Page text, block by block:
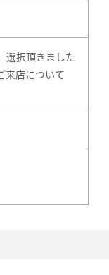
選択頂きました
来店について